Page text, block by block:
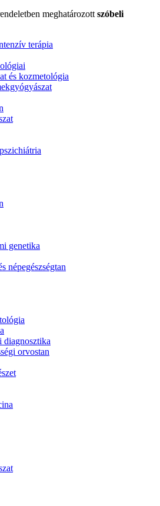
meghatározott szóbeli
terápia
és kozmetológia
genetika
népegészségtan
diagnosztika
orvostan